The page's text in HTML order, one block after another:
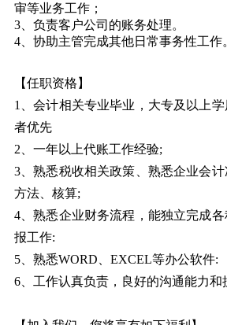
审等业务工作；
3、负责客户公司的账务处理。
4、协助主管完成其他日常事务性工作
【任职资格】
1、会计相关专业毕业，大专及以上
者优先
2、一年以上代账工作经验;
3、熟悉税收相关政策、熟悉企业会
方法、核算;
4、熟悉企业财务流程，能独立完成
报工作:
5、熟悉WORD、EXCEL等办公软件:
6、工作认真负责，良好的沟通能力和